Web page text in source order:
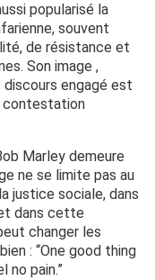
popularisé la
souvent
de résistance et
Son image ,
engagé est
contestation
Marley demeure
ne se limite pas au
justice sociale, dans
dans cette
changer les
: “One good thing
no pain.”